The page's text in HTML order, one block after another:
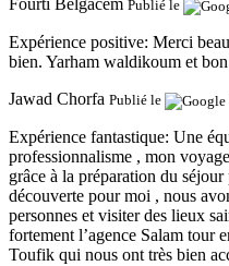
Fourti Belgacem Publié le
Expérience positive: Merci
bien. Yarham waldikoum et
Jawad Chorfa Publié le
Expérience fantastique: Une
professionnalisme , mon
grâce à la préparation du
découverte pour moi , nous
personnes et visiter des lieux
fortement l’agence Salam tour
Toufik qui nous ont très bien